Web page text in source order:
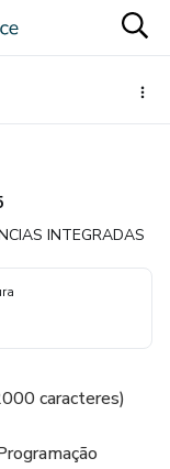
INTEGRADAS
caracteres)